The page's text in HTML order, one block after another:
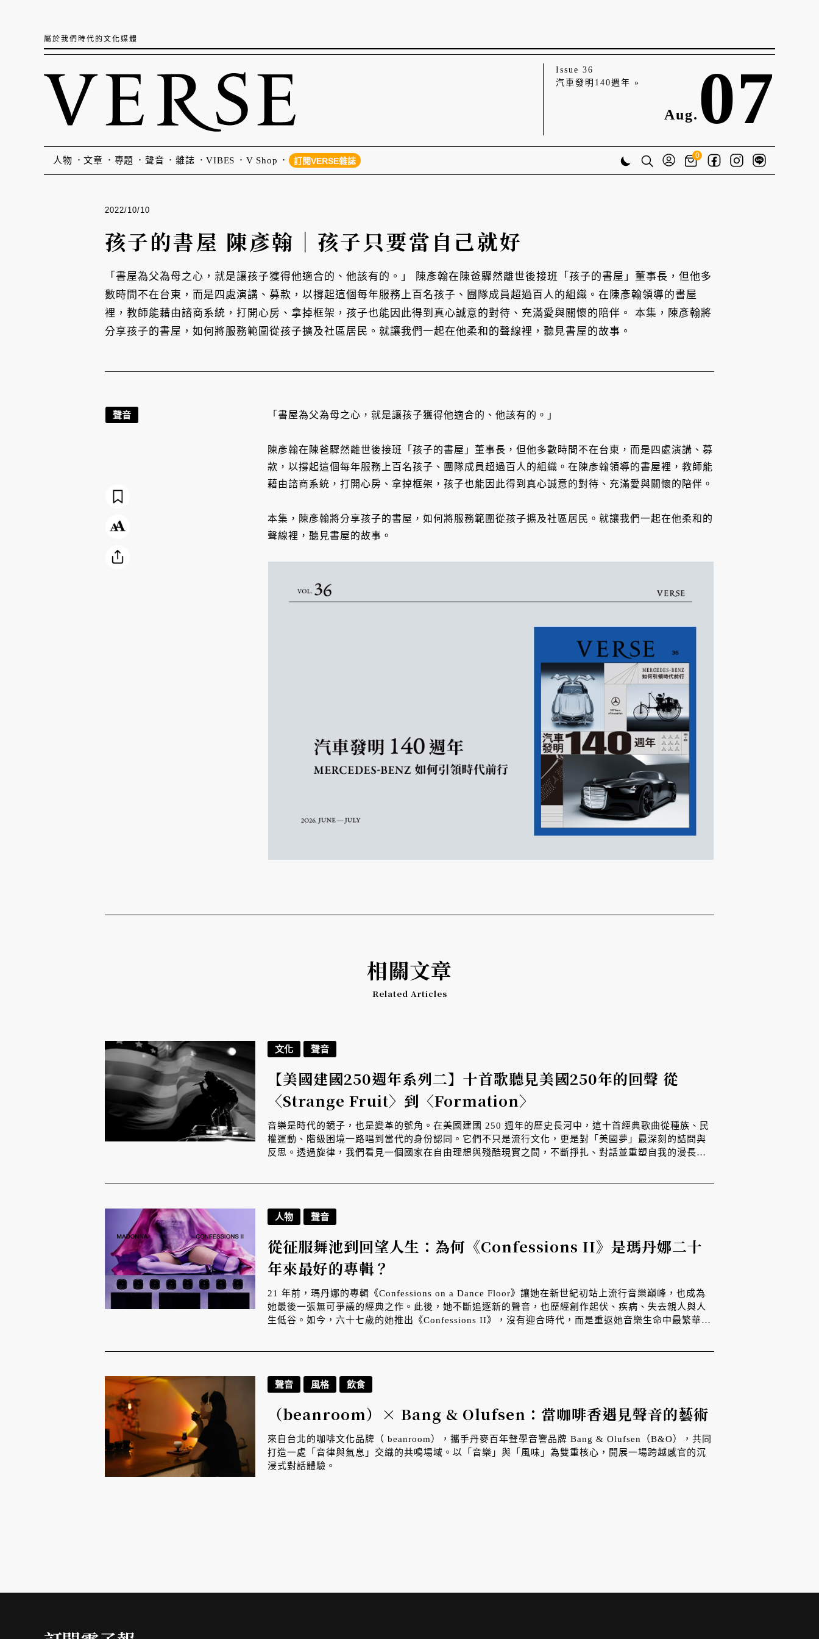
屬於我們時代的文化媒體
Issue 36
汽車發明140週年 »
Aug. 07
人物 文章 專題 聲音 雜誌 VIBES V Shop 訂閱VERSE雜誌
0
2022/10/10
孩子的書屋 陳彥翰｜孩子只要當自己就好
「書屋為父為母之心，就是讓孩子獲得他適合的、他該有的。」 陳彥翰在陳爸驟然離世後接班「孩子的書屋」董事長，但他多
數時間不在台東，而是四處演講、募款，以撐起這個每年服務上百名孩子、團隊成員超過百人的組織。在陳彥翰領導的書屋
裡，教師能藉由諮商系統，打開心房、拿掉框架，孩子也能因此得到真心誠意的對待、充滿愛與關懷的陪伴。 本集，陳彥翰將
分享孩子的書屋，如何將服務範圍從孩子擴及社區居民。就讓我們一起在他柔和的聲線裡，聽見書屋的故事。
「書屋為父為母之心，就是讓孩子獲得他適合的、他該有的。」
陳彥翰在陳爸驟然離世後接班「孩子的書屋」董事長，但他多數時間不在台東，而是四處演講、募
款，以撐起這個每年服務上百名孩子、團隊成員超過百人的組織。在陳彥翰領導的書屋裡，教師能
藉由諮商系統，打開心房、拿掉框架，孩子也能因此得到真心誠意的對待、充滿愛與關懷的陪伴。
本集，陳彥翰將分享孩子的書屋，如何將服務範圍從孩子擴及社區居民。就讓我們一起在他柔和的
聲線裡，聽見書屋的故事。
聲音
相關文章
Related Articles
文化 聲音
【美國建國250週年系列二】十首歌聽見美國250年的回聲 從
〈Strange Fruit〉到〈Formation〉
音樂是時代的鏡子，也是變革的號角。在美國建國 250 週年的歷史長河中，這十首經典歌曲從種族、民
權運動、階級困境一路唱到當代的身份認同。它們不只是流行文化，更是對「美國夢」最深刻的詰問與
反思。透過旋律，我們看見一個國家在自由理想與殘酷現實之間，不斷掙扎、對話並重塑自我的漫長旅
人物 聲音
從征服舞池到回望人生：為何《Confessions II》是瑪丹娜二十
年來最好的專輯？
21 年前，瑪丹娜的專輯《Confessions on a Dance Floor》讓她在新世紀初站上流行音樂巔峰，也成為
她最後一張無可爭議的經典之作。此後，她不斷追逐新的聲音，也歷經創作起伏、疾病、失去親人與人
生低谷。如今，六十七歲的她推出《Confessions II》，沒有迎合時代，而是重返她音樂生命中最繁華也
聲音 風格 飲食
（beanroom）× Bang & Olufsen：當咖啡香遇見聲音的藝術
來自台北的咖啡文化品牌（ beanroom），攜手丹麥百年聲學音響品牌 Bang & Olufsen（B&O），共同
打造一處「音律與氣息」交織的共鳴場域。以「音樂」與「風味」為雙重核心，開展一場跨越感官的沉
浸式對話體驗。